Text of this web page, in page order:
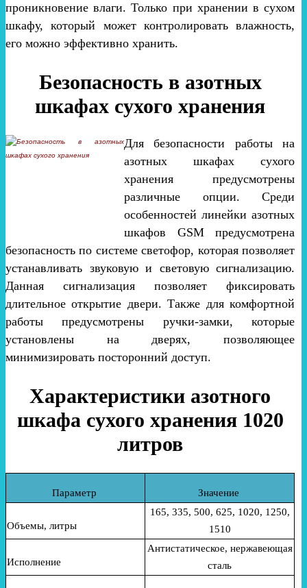
проникновение влаги. Только при хранении в сухом
шкафу, который может контролировать влажность,
его можно эффективно хранить.
Безопасность в азотных
шкафах сухого хранения
Для безопасности работы на
азотных шкафах сухого
хранения предусмотрены
различные опции. Среди
особенностей линейки азотных
шкафов GSM предусмотрена
безопасность по системе светофор, которая позволяет
устанавливать звуковую и световую сигнализацию.
Данная сигнализация позволяет фиксировать
длительное открытие двери. Также для комфортной
работы предусмотрены ручки-замки, которые
установлены на дверях, позволяющее
минимизировать посторонний доступ.
Характеристики азотного
шкафа сухого хранения 1020
литров
Параметр Значение
Объемы, литры
165, 335, 500, 625, 1020, 1250,
1510
Исполнение
Антистатическое, нержавеющая
сталь